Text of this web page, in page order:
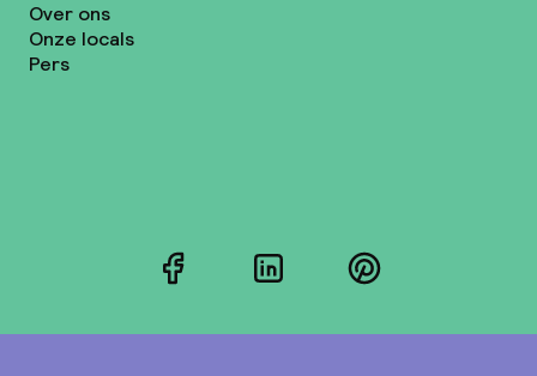
Over ons
Onze locals
Pers
FacebookLinkedInPinterest